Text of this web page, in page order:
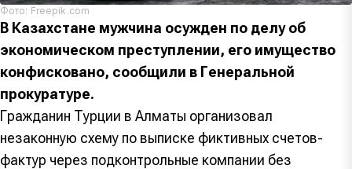
Фото: Freepik.com
В Казахстане мужчина осужден по делу об
экономическом преступлении, его имущество
конфисковано, сообщили в Генеральной
прокуратуре.
Гражданин Турции в Алматы организовал
незаконную схему по выписке фиктивных счетов-
фактур через подконтрольные компании без